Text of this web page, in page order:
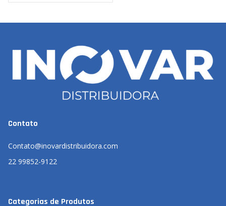
Contato
Contato@inovardistribuidora.com
22 99852-9122
Categorias de Produtos